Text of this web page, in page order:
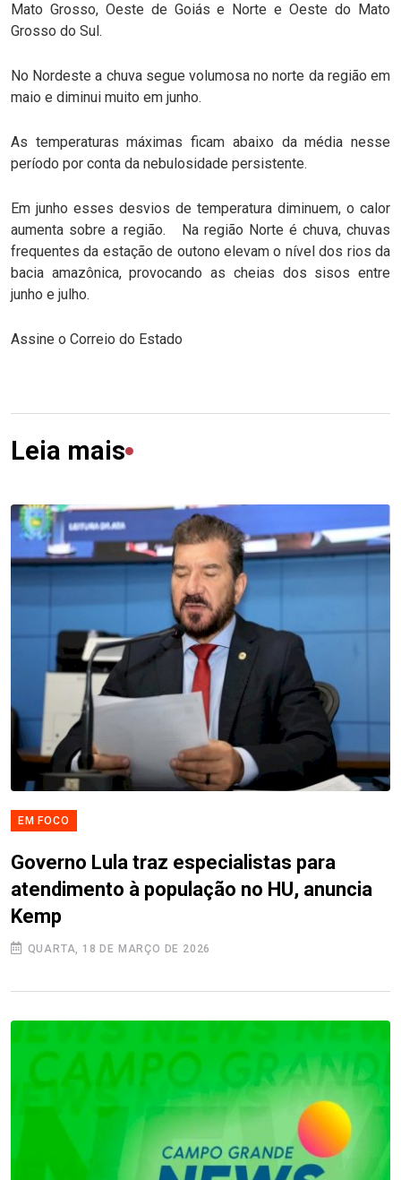
Mato Grosso, Oeste de Goiás e Norte e Oeste do Mato
Grosso do Sul.
No Nordeste a chuva segue volumosa no norte da região em
maio e diminui muito em junho.
As temperaturas máximas ficam abaixo da média nesse
período por conta da nebulosidade persistente.
Em junho esses desvios de temperatura diminuem, o calor
aumenta sobre a região. Na região Norte é chuva, chuvas
frequentes da estação de outono elevam o nível dos rios da
bacia amazônica, provocando as cheias dos sisos entre
junho e julho.
Assine o Correio do Estado
Leia mais
EM FOCO
Governo Lula traz especialistas para
atendimento à população no HU, anuncia
Kemp
QUARTA, 18 DE MARÇO DE 2026